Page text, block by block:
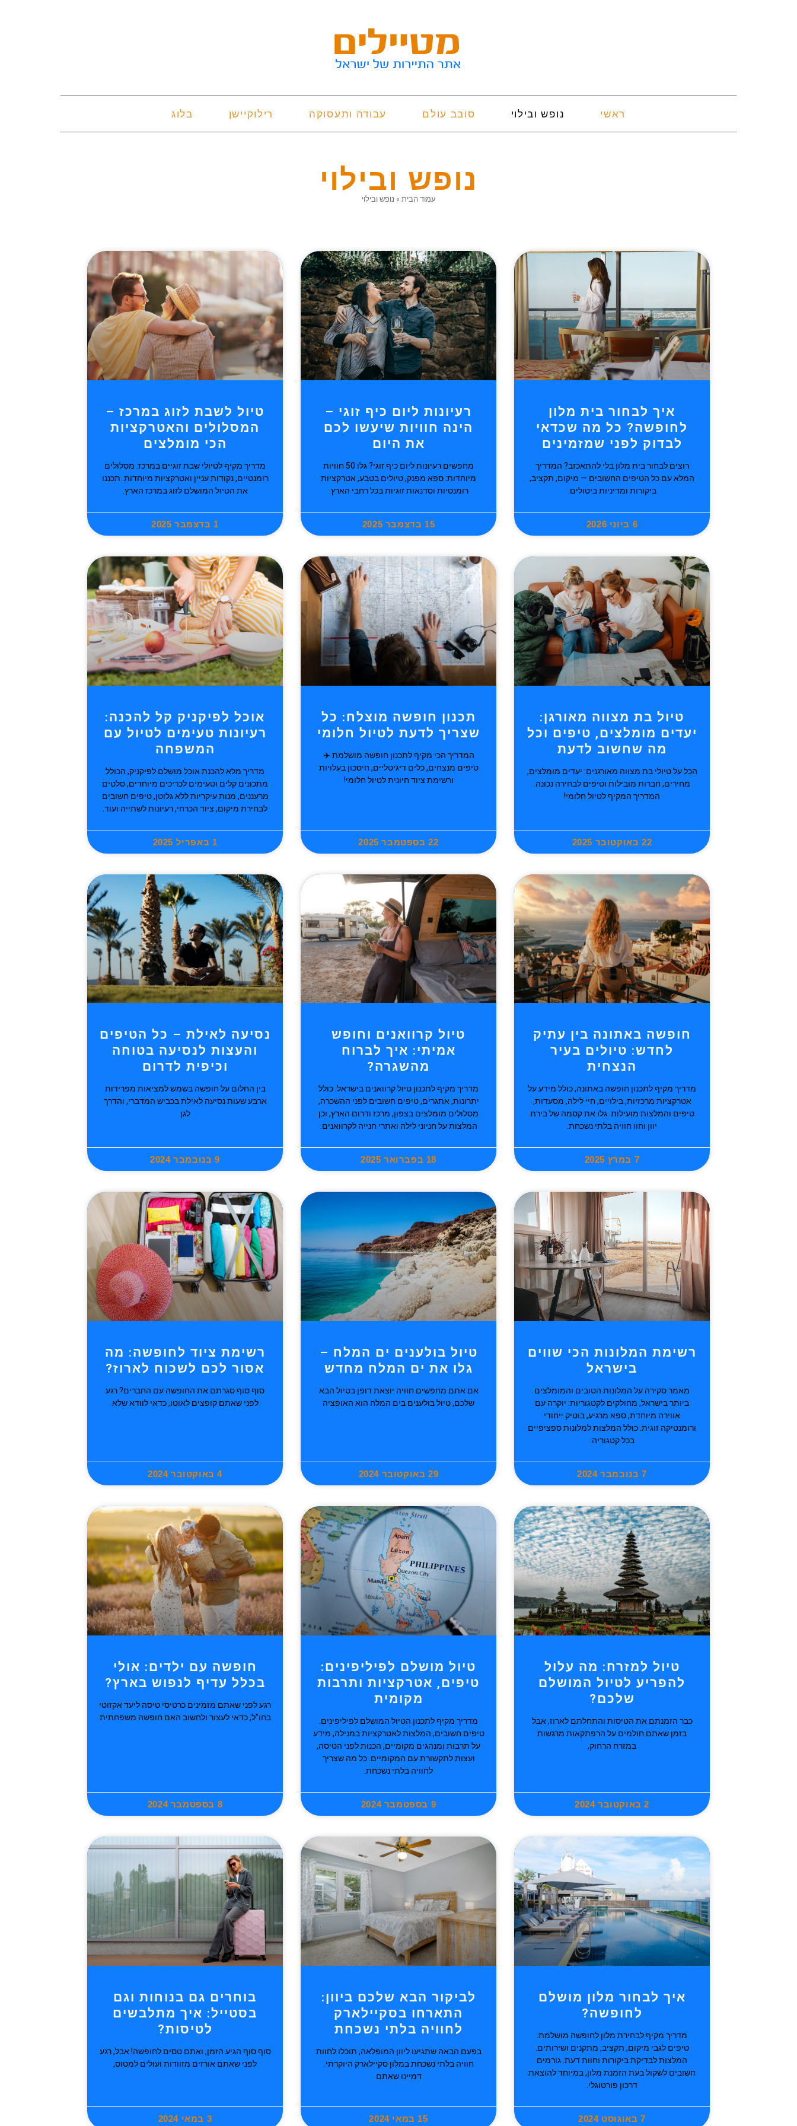
ראשי נופש ובילוי סובב עולם עבודה ותעסוקה רילוקיישן בלוג
נופש ובילוי
עמוד הבית » נופש ובילוי
איך לבחור בית מלון
לחופשה? כל מה שכדאי
לבדוק לפני שמזמינים
רוצים לבחור בית מלון בלי להתאכזב? המדריך
המלא עם כל הטיפים החשובים — מיקום, תקציב,
ביקורות ומדיניות ביטולים.
6 ביוני 2026
רעיונות ליום כיף זוגי –
הינה חוויות שיעשו לכם
את היום
מחפשים רעיונות ליום כיף זוגי? גלו 50 חוויות
מיוחדות: ספא מפנק, טיולים בטבע, אטרקציות
רומנטיות וסדנאות זוגיות בכל רחבי הארץ.
15 בדצמבר 2025
טיול לשבת לזוג במרכז –
המסלולים והאטרקציות
הכי מומלצים
מדריך מקיף לטיולי שבת זוגיים במרכז: מסלולים
רומנטיים, נקודות עניין ואטרקציות מיוחדות. תכננו
את הטיול המושלם לזוג במרכז הארץ.
1 בדצמבר 2025
טיול בת מצווה מאורגן:
יעדים מומלצים, טיפים וכל
מה שחשוב לדעת
הכל על טיולי בת מצווה מאורגנים: יעדים מומלצים,
מחירים, חברות מובילות וטיפים לבחירה נכונה.
המדריך המקיף לטיול חלומי!
22 באוקטובר 2025
תכנון חופשה מוצלח: כל
שצריך לדעת לטיול חלומי
המדריך הכי מקיף לתכנון חופשה מושלמת ️✈️
טיפים מנצחים, כלים דיגיטליים, חיסכון בעלויות
ורשימת ציוד חיונית לטיול חלומי!
22 בספטמבר 2025
אוכל לפיקניק קל להכנה:
רעיונות טעימים לטיול עם
המשפחה
מדריך מלא להכנת אוכל מושלם לפיקניק, הכולל
מתכונים קלים וטעימים לכריכים מיוחדים, סלטים
מרעננים, מנות עיקריות ללא גלוטן, טיפים חשובים
לבחירת מיקום, ציוד הכרחי, רעיונות לשתייה ועוד.
1 באפריל 2025
חופשה באתונה בין עתיק
לחדש: טיולים בעיר
הנצחית
מדריך מקיף לתכנון חופשה באתונה, כולל מידע על
אטרקציות מרכזיות, בילויים, חיי לילה, מסעדות,
טיפים והמלצות מועילות. גלו את קסמה של בירת
יוון וחוו חוויה בלתי נשכחת.
7 במרץ 2025
טיול קרוואנים וחופש
אמיתי: איך לברוח
מהשגרה?
מדריך מקיף לתכנון טיול קרוואנים בישראל. כולל
יתרונות, אתגרים, טיפים חשובים לפני ההשכרה,
מסלולים מומלצים בצפון, מרכז ודרום הארץ, וכן
המלצות על חניוני לילה ואתרי חנייה לקרוואנים.
18 בפברואר 2025
נסיעה לאילת – כל הטיפים
והעצות לנסיעה בטוחה
וכיפית לדרום
בין החלום על חופשה בשמש למציאות מפרידות
ארבע שעות נסיעה לאילת בכביש המדברי, והדרך
לגן
9 בנובמבר 2024
רשימת המלונות הכי שווים
בישראל
מאמר סקירה על המלונות הטובים והמומלצים
ביותר בישראל, מחולקים לקטגוריות: יוקרה עם
אווירה מיוחדת, ספא מרגיע, בוטיק ייחודי
ורומנטיקה זוגית. כולל המלצות למלונות ספציפיים
בכל קטגוריה.
7 בנובמבר 2024
טיול בולענים ים המלח –
גלו את ים המלח מחדש
אם אתם מחפשים חוויה יוצאת דופן בטיול הבא
שלכם, טיול בולענים בים המלח הוא האופציה
29 באוקטובר 2024
רשימת ציוד לחופשה: מה
אסור לכם לשכוח לארוז?
סוף סוף סגרתם את החופשה עם החברים? רגע
לפני שאתם קופצים לאוטו, כדאי לוודא שלא
4 באוקטובר 2024
טיול למזרח: מה עלול
להפריע לטיול המושלם
שלכם?
כבר הזמנתם את הטיסות והתחלתם לארוז, אבל
בזמן שאתם חולמים על הרפתקאות מרגשות
במזרח הרחוק,
2 באוקטובר 2024
טיול מושלם לפיליפינים:
טיפים, אטרקציות ותרבות
מקומית
מדריך מקיף לתכנון הטיול המושלם לפיליפינים.
טיפים חשובים, המלצות לאטרקציות במנילה, מידע
על תרבות ומנהגים מקומיים, הכנות לפני הטיסה,
ועצות לתקשורת עם המקומיים. כל מה שצריך
לחוויה בלתי נשכחת.
9 בספטמבר 2024
חופשה עם ילדים: אולי
בכלל עדיף לנפוש בארץ?
רגע לפני שאתם מזמינים כרטיסי טיסה ליעד אקזוטי
בחו"ל, כדאי לעצור ולחשוב האם חופשה משפחתית
8 בספטמבר 2024
איך לבחור מלון מושלם
לחופשה?
מדריך מקיף לבחירת מלון לחופשה מושלמת.
טיפים לגבי מיקום, תקציב, מתקנים ושירותים.
המלצות לבדיקת ביקורות וחוות דעת. גורמים
חשובים לשקול בעת הזמנת מלון, במיוחד להוצאת
דרכון פורטוגלי.
7 באוגוסט 2024
לביקור הבא שלכם ביוון:
התארחו בסקיילארק
לחוויה בלתי נשכחת
בפעם הבאה שתגיעו ליוון המופלאה, תוכלו לחוות
חוויה בלתי נשכחת במלון סקיילארק היוקרתי.
דמיינו שאתם
15 במאי 2024
בוחרים גם בנוחות וגם
בסטייל: איך מתלבשים
לטיסות?
סוף סוף הגיע הזמן, ואתם טסים לחופשה! אבל, רגע
לפני שאתם אורזים מזוודות ועולים למטוס,
3 במאי 2024